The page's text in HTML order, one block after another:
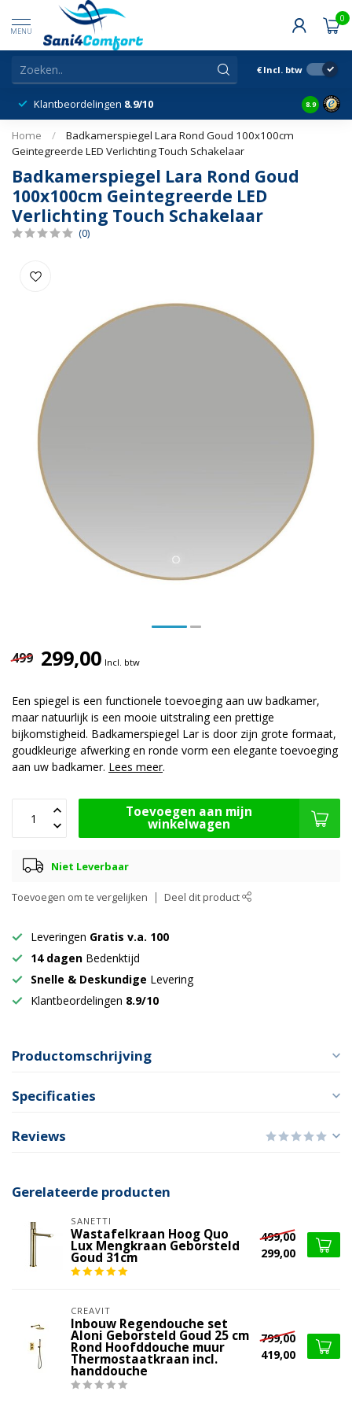
MENU
0
€ Incl. btw
Klantbeordelingen 8.9/10 8.9
Home /
Badkamerspiegel Lara Rond Goud 100x100cm
Geintegreerde LED Verlichting Touch Schakelaar
Badkamerspiegel Lara Rond Goud
100x100cm Geintegreerde LED
Verlichting Touch Schakelaar
(0)
499 299,00 Incl. btw
Een spiegel is een functionele toevoeging aan uw badkamer,
maar natuurlijk is een mooie uitstraling een prettige
bijkomstigheid. Badkamerspiegel Lar is door zijn grote formaat,
goudkleurige afwerking en ronde vorm een elegante toevoeging
aan uw badkamer. Lees meer.
Toevoegen aan mijn
winkelwagen
Niet Leverbaar
Toevoegen om te vergelijken Deel dit product
Leveringen Gratis v.a. 100
14 dagen Bedenktijd
Snelle & Deskundige Levering
Klantbeordelingen 8.9/10
Productomschrijving
Specificaties
Reviews
Gerelateerde producten
SANETTI
Wastafelkraan Hoog Quo
Lux Mengkraan Geborsteld
Goud 31cm
499,00
299,00
CREAVIT
Inbouw Regendouche set
Aloni Geborsteld Goud 25 cm
Rond Hoofddouche muur
Thermostaatkraan incl.
handdouche
799,00
419,00